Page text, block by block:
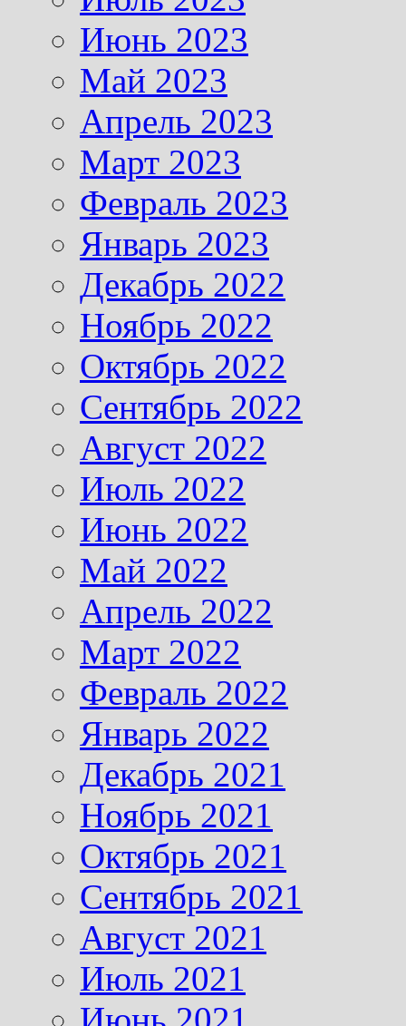
Июнь 2023
Май 2023
Апрель 2023
Март 2023
Февраль 2023
Январь 2023
Декабрь 2022
Ноябрь 2022
Октябрь 2022
Сентябрь 2022
Август 2022
Июль 2022
Июнь 2022
Май 2022
Апрель 2022
Март 2022
Февраль 2022
Январь 2022
Декабрь 2021
Ноябрь 2021
Октябрь 2021
Сентябрь 2021
Август 2021
Июль 2021